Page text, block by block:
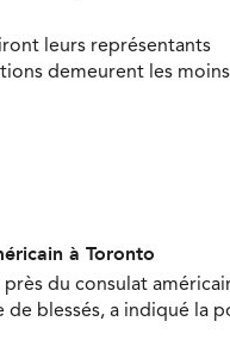
leurs représentants
demeurent les moins
à Toronto
du consulat
de blessés, a indiqué la